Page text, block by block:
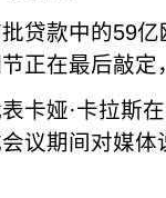
贷款中的59
正在最后敲
卡娅·卡拉斯
议期间对媒